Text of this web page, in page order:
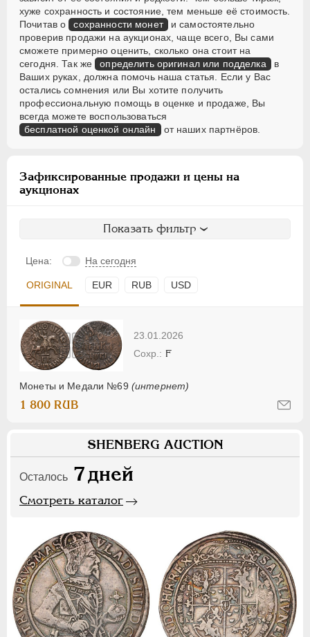
хуже сохранность и состояние, тем меньше её стоимость.
Почитав о сохранности монет и самостоятельно
проверив продажи на аукционах, чаще всего, Вы сами
сможете примерно оценить, сколько она стоит на
сегодня. Так же определить оригинал или подделка в
Ваших руках, должна помочь наша статья. Если у Вас
остались сомнения или Вы хотите получить
профессиональную помощь в оценке и продаже, Вы
всегда можете воспользоваться
бесплатной оценкой онлайн от наших партнёров.
Зафиксированные продажи и цены на
аукционах
Показать фильтр
Цена: На сегодня
ORIGINAL EUR RUB USD
23.01.2026
Монеты и Медали №69 (интернет)
F
1 800 RUB
SHENBERG AUCTION
Осталось 7дней
Смотреть каталог